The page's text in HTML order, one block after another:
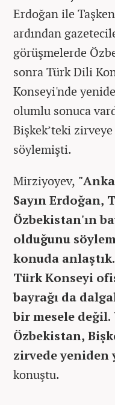
Erdoğan ile
ardından
görüşmelerde
sonra Türk Dili
Konseyi'nde
olumlu sonuca
Bişkek’teki
söylemişti.
Mirziyoyev,
Sayın Erdoğan,
Özbekistan'ın
olduğunu
konuda
Türk Konseyi
bayrağı da
bir mesele
Özbekistan,
zirvede yeniden
konuştu.